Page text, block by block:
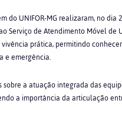
do UNIFOR-MG realizaram, no dia
Serviço de Atendimento Móvel de
prática, permitindo
e emergência.
a atuação integrada das
a importância da articulação